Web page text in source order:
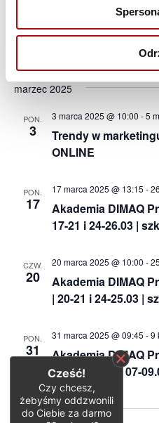
Akademia DIMAQ
| 27-28.02 i 03-
marzec 2025
PON.
3
Trendy w
ONLINE
3 marca 2025 @ 10:00 -5
PON.
17
Akademia DIMAQ
17-21 i 24-26.03 |
17 marca 2025 @ 13:15 -
CZW.
20
Akademia DIMAQ
| 20-21 i 24-25.03 |
20 marca 2025 @ 10:00 -
PON.
31
Akademia DIMAQ
| 31.03-04.04 i 07-
31 marca 2025 @ 09:45 -9
Cześć!
Czy chcesz,
żebyśmy oddzwonili
do Ciebie za darmo